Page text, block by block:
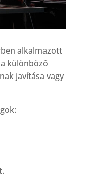
alkalmazott
különböző
javítása vagy